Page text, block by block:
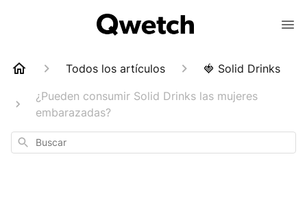
Todos los artículos
🍓 Solid Drinks
¿Pueden consumir Solid Drinks las mujeres
embarazadas?
Buscar